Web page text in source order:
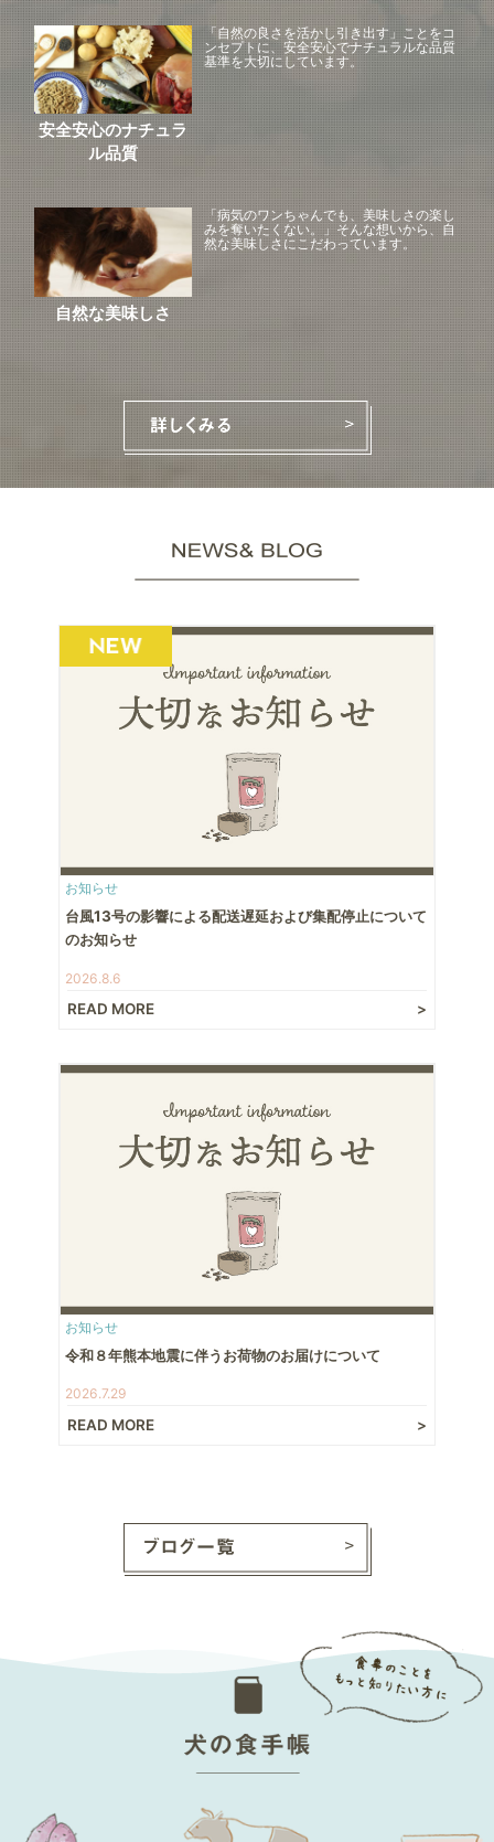
安全安心のナチュラ
ル品質
「自然の良さを活かし引き出す」ことをコ
ンセプトに、安全安心でナチュラルな品質
基準を大切にしています。
自然な美味しさ
「病気のワンちゃんでも、美味しさの楽し
みを奪いたくない。」そんな想いから、自
然な美味しさにこだわっています。
お知らせ
台風13号の影響による配送遅延および集配停止について
のお知らせ
2026.8.6
READ MORE
お知らせ
令和８年熊本地震に伴うお荷物のお届けについて
2026.7.29
READ MORE